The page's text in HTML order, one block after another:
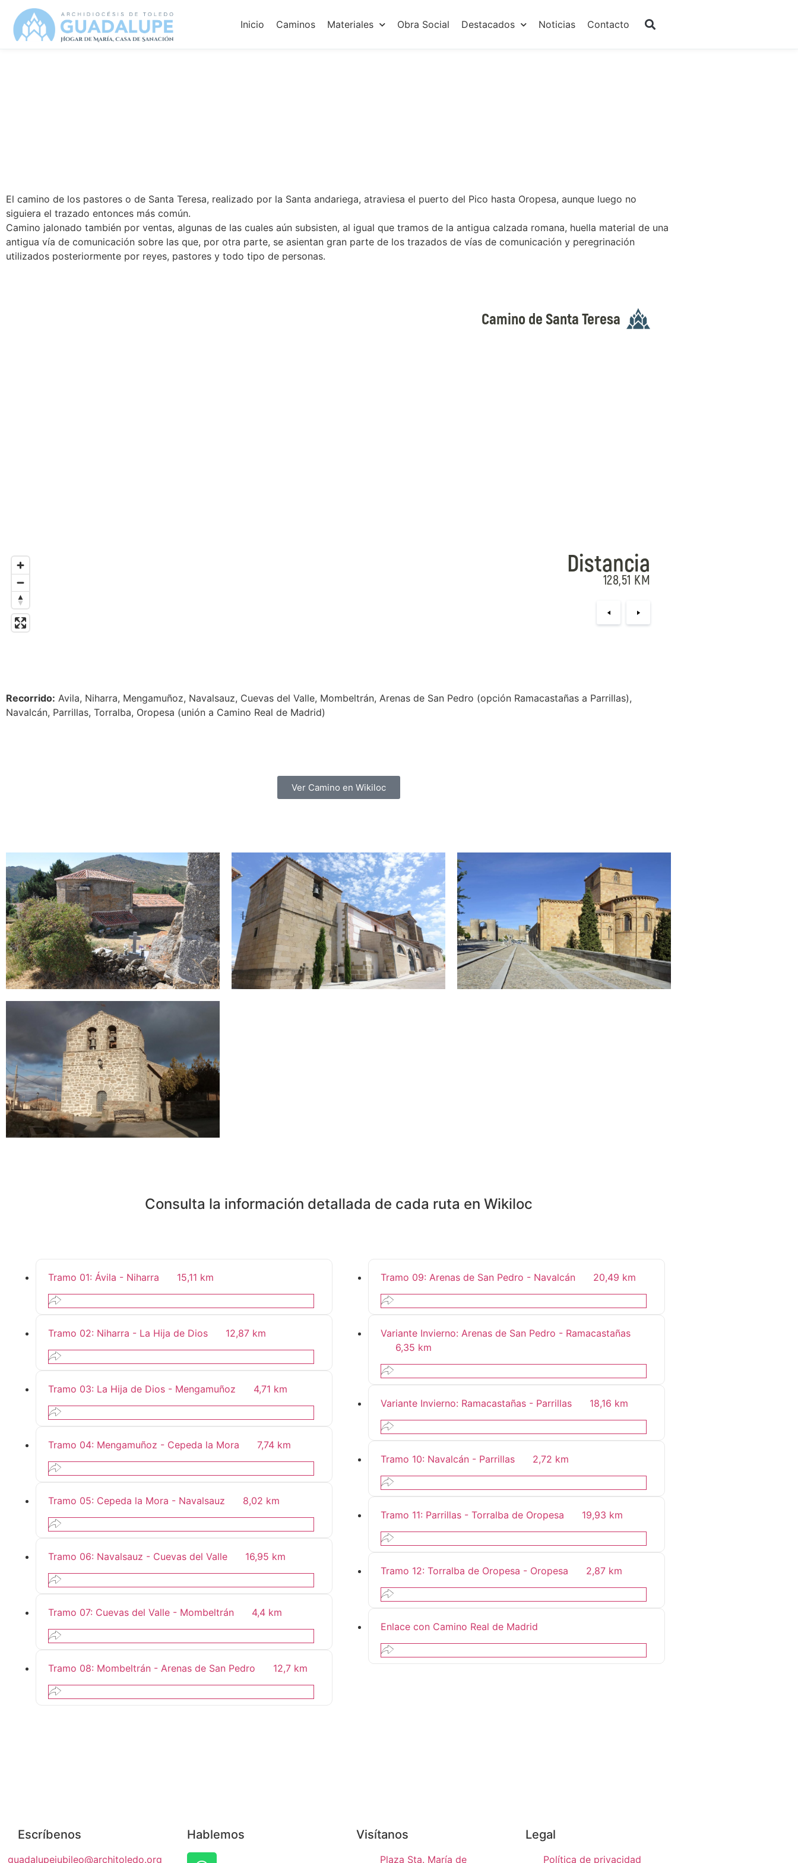
Inicio Caminos Materiales Obra Social Destacados Noticias Contacto
El camino de los pastores o de Santa Teresa, realizado por la Santa andariega, atraviesa el puerto del Pico hasta Oropesa, aunque luego no
siguiera el trazado entonces más común.
Camino jalonado también por ventas, algunas de las cuales aún subsisten, al igual que tramos de la antigua calzada romana, huella material de una
antigua vía de comunicación sobre las que, por otra parte, se asientan gran parte de los trazados de vías de comunicación y peregrinación
utilizados posteriormente por reyes, pastores y todo tipo de personas.
Recorrido: Avila, Niharra, Mengamuñoz, Navalsauz, Cuevas del Valle, Mombeltrán, Arenas de San Pedro (opción Ramacastañas a Parrillas),
Navalcán, Parrillas, Torralba, Oropesa (unión a Camino Real de Madrid)
Ver Camino en Wikiloc
Consulta la información detallada de cada ruta en Wikiloc
Tramo 01: Ávila - Niharra 15,11 km
Tramo 02: Niharra - La Hija de Dios 12,87 km
Tramo 03: La Hija de Dios - Mengamuñoz 4,71 km
Tramo 04: Mengamuñoz - Cepeda la Mora 7,74 km
Tramo 05: Cepeda la Mora - Navalsauz 8,02 km
Tramo 06: Navalsauz - Cuevas del Valle 16,95 km
Tramo 07: Cuevas del Valle - Mombeltrán 4,4 km
Tramo 08: Mombeltrán - Arenas de San Pedro 12,7 km
Tramo 09: Arenas de San Pedro - Navalcán 20,49 km
Variante Invierno: Arenas de San Pedro - Ramacastañas
6,35 km
Variante Invierno: Ramacastañas - Parrillas 18,16 km
Tramo 10: Navalcán - Parrillas 2,72 km
Tramo 11: Parrillas - Torralba de Oropesa 19,93 km
Tramo 12: Torralba de Oropesa - Oropesa 2,87 km
Enlace con Camino Real de Madrid
Escríbenos
guadalupejubileo@architoledo.org
Hablemos Visítanos
Plaza Sta. María de
Legal
Política de privacidad